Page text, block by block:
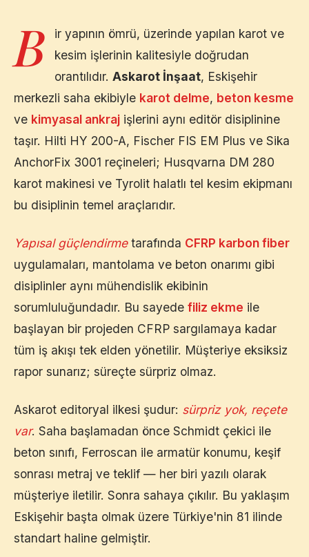
B
ir yapının ömrü, üzerinde yapılan karot ve
kesim işlerinin kalitesiyle doğrudan
orantılıdır. Askarot İnşaat, Eskişehir
merkezli saha ekibiyle karot delme, beton kesme
ve kimyasal ankraj işlerini aynı editör disiplinine
taşır. Hilti HY 200-A, Fischer FIS EM Plus ve Sika
AnchorFix 3001 reçineleri; Husqvarna DM 280
karot makinesi ve Tyrolit halatlı tel kesim ekipmanı
bu disiplinin temel araçlarıdır.
Yapısal güçlendirmetarafında CFRP karbon fiber
uygulamaları, mantolama ve beton onarımı gibi
disiplinler aynı mühendislik ekibinin
sorumluluğundadır. Bu sayede filiz ekme ile
başlayan bir projeden CFRP sargılamaya kadar
tüm iş akışı tek elden yönetilir. Müşteriye eksiksiz
rapor sunarız; süreçte sürpriz olmaz.
Askarot editoryal ilkesi şudur: sürpriz yok, reçete
var. Saha başlamadan önce Schmidt çekici ile
beton sınıfı, Ferroscan ile armatür konumu, keşif
sonrası metraj ve teklif — her biri yazılı olarak
müşteriye iletilir. Sonra sahaya çıkılır. Bu yaklaşım
Eskişehir başta olmak üzere Türkiye'nin 81 ilinde
standart haline gelmiştir.